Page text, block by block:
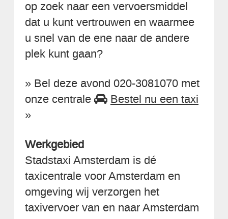
op zoek naar een vervoersmiddel
dat u kunt vertrouwen en waarmee
u snel van de ene naar de andere
plek kunt gaan?
» Bel deze avond 020-3081070 met
onze centrale
Bestel nu een taxi
»
Werkgebied
Stadstaxi Amsterdam is dé
taxicentrale voor Amsterdam en
omgeving wij verzorgen het
taxivervoer van en naar Amsterdam